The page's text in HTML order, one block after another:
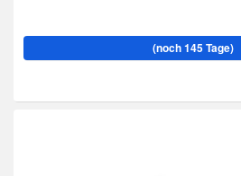
(noch 145 Tage)